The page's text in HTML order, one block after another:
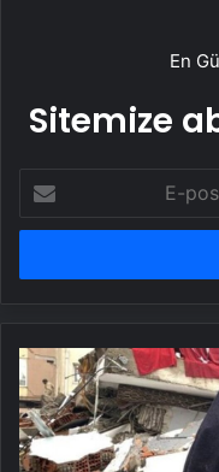
En
Sitemize
posta
adresinizi
Ünlüler,
6
Şubat
depremin
ikinci